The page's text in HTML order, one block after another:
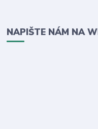
NAPIŠTE NÁM NA